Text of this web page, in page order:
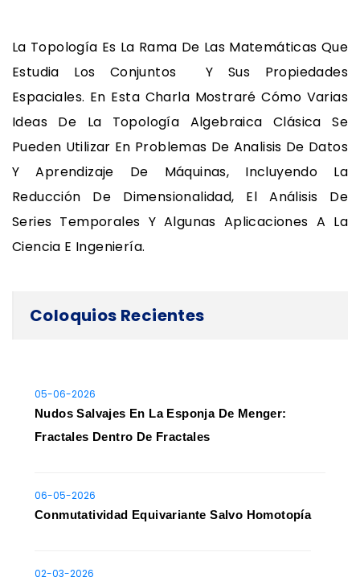
La Topología Es La Rama De Las Matemáticas Que
Estudia Los Conjuntos Y Sus Propiedades
Espaciales. En Esta Charla Mostraré Cómo Varias
Ideas De La Topología Algebraica Clásica Se
Pueden Utilizar En Problemas De Analisis De Datos
Y Aprendizaje De Máquinas, Incluyendo La
Reducción De Dimensionalidad, El Análisis De
Series Temporales Y Algunas Aplicaciones A La
Ciencia E Ingeniería.
Coloquios Recientes
05-06-2026
Nudos Salvajes En La Esponja De Menger:
Fractales Dentro De Fractales
06-05-2026
Conmutatividad Equivariante Salvo Homotopía
02-03-2026